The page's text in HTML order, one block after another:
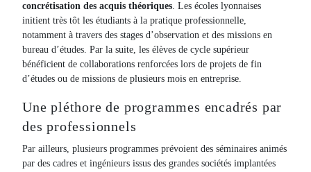
concrétisation des acquis théoriques. Les écoles lyonnaises
initient très tôt les étudiants à la pratique professionnelle,
notamment à travers des stages d’observation et des missions en
bureau d’études. Par la suite, les élèves de cycle supérieur
bénéficient de collaborations renforcées lors de projets de fin
d’études ou de missions de plusieurs mois en entreprise.
Une pléthore de programmes encadrés par
des professionnels
Par ailleurs, plusieurs programmes prévoient des séminaires animés
par des cadres et ingénieurs issus des grandes sociétés implantées